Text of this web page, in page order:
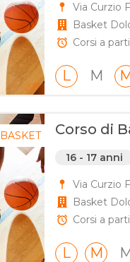
Via Curzio
Basket
Corsi a
L M
BASKET Corso di
16 - 17 anni
Via Curzio
Basket
Corsi a
L M